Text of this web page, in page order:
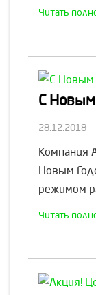
Читать
С
28.12.2018
Компания
Новым
режимом
Читать